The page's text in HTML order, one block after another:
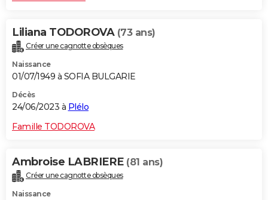
Liliana TODOROVA (73 ans)
Créer une cagnotte obsèques
Naissance
01/07/1949 à SOFIA BULGARIE
Décès
24/06/2023 à Plélo
Famille TODOROVA
Ambroise LABRIERE (81 ans)
Créer une cagnotte obsèques
Naissance